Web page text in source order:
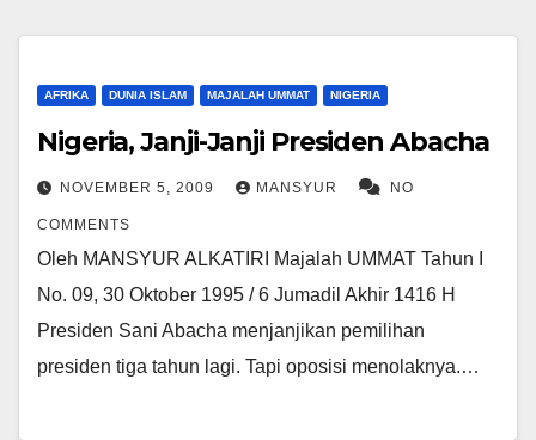
AFRIKA DUNIA ISLAM MAJALAH UMMAT NIGERIA
Nigeria, Janji-Janji Presiden Abacha
NOVEMBER 5, 2009 MANSYUR NO
COMMENTS
Oleh MANSYUR ALKATIRI Majalah UMMAT Tahun I
No. 09, 30 Oktober 1995 / 6 Jumadil Akhir 1416 H
Presiden Sani Abacha menjanjikan pemilihan
presiden tiga tahun lagi. Tapi oposisi menolaknya.…